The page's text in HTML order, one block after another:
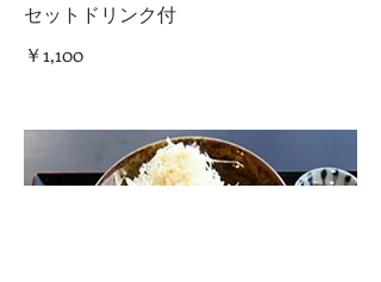
セットドリンク付
￥1,100